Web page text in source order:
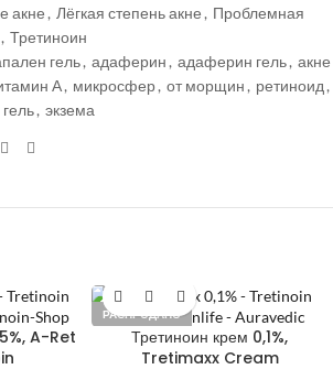
акне , Лёгкая степень акне , Проблемная
, Третиноин
гель, адаферин , адаферин гель, акне
А, микросфер, от морщин , ретиноид ,
, экзема
A-Ret
РАСПРОДАНО
Третиноин крем 0,1%,
Tretimaxx Cream